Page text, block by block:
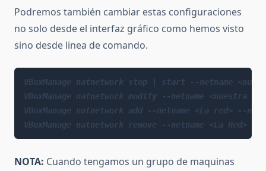
Podremos también cambiar estas configuraciones
no solo desde el interfaz gráfico como hemos visto
sino desde linea de comando.
VBoxManage natnetwork stop | start --netname
VBoxManage natnetwork modify --netname <nuestra
VBoxManage natnetwork add --netname <La red>
VBoxManage natnetwork remove --netname <La Red>
NOTA: Cuando tengamos un grupo de maquinas